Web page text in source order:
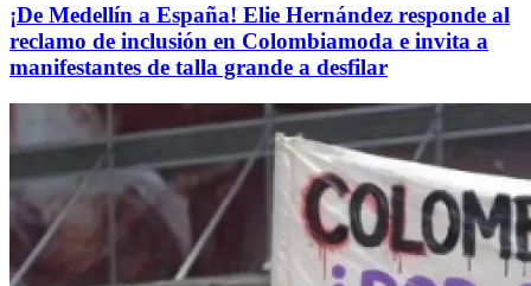
¡De Medellín a España! Elie Hernández responde al
reclamo de inclusión en Colombiamoda e invita a
manifestantes de talla grande a desfilar